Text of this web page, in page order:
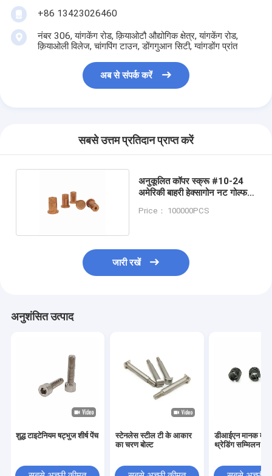
+86 13423026460
नंबर 306, यांगकेंग रोड, क़ियाओटौ औद्योगिक क्षेत्र, यांगकेंग रोड,
क़ियाओली विलेज, चांगपिंग टाउन, डोंगगुआन सिटी, ग्वांगडोंग प्रांत
अब से संपर्क करें
सबसे उत्तम प्रतिदान प्राप्त करें
अनुकूलित कॉपर स्क्रू #10-24
अमेरिकी बाहरी हेक्सागोन नट गोल्फ
Price： 100000PCS
जारी रखें
अनुशंसित उत्पाद
शुद्ध टाइटेनियम षट्भुज शीर्ष पेंच
स्टेनलेस स्टील टी के आकार
का चरण बोल्ट
डीआईएन मानक
थ्रेडिंग सम्मिलन